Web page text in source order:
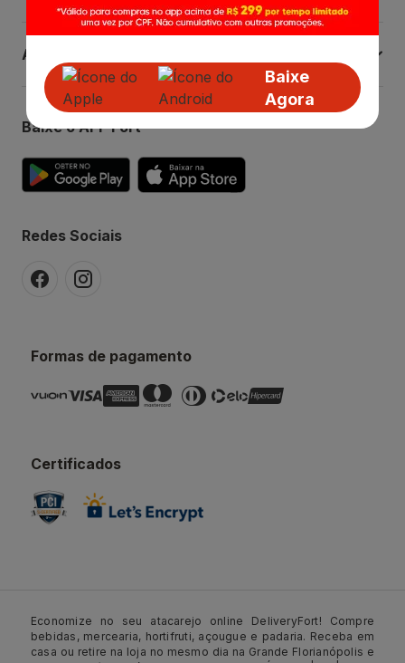
Baixe
Agora
Atendimento
Baixe o APP Fort
Redes Sociais
Formas de pagamento
Certificados
Economize no seu atacarejo online DeliveryFort! Compre
bebidas, mercearia, hortifruti, açougue e padaria. Receba em
casa ou retire na loja no mesmo dia na Grande Florianópolis e